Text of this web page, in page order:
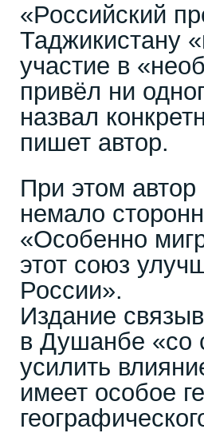
«Российский
Таджикистану
участие в
привёл ни
назвал
пишет автор.
При этом автор
немало
«Особенно
этот союз
России».
Издание
в Душанбе «со
усилить
имеет особое